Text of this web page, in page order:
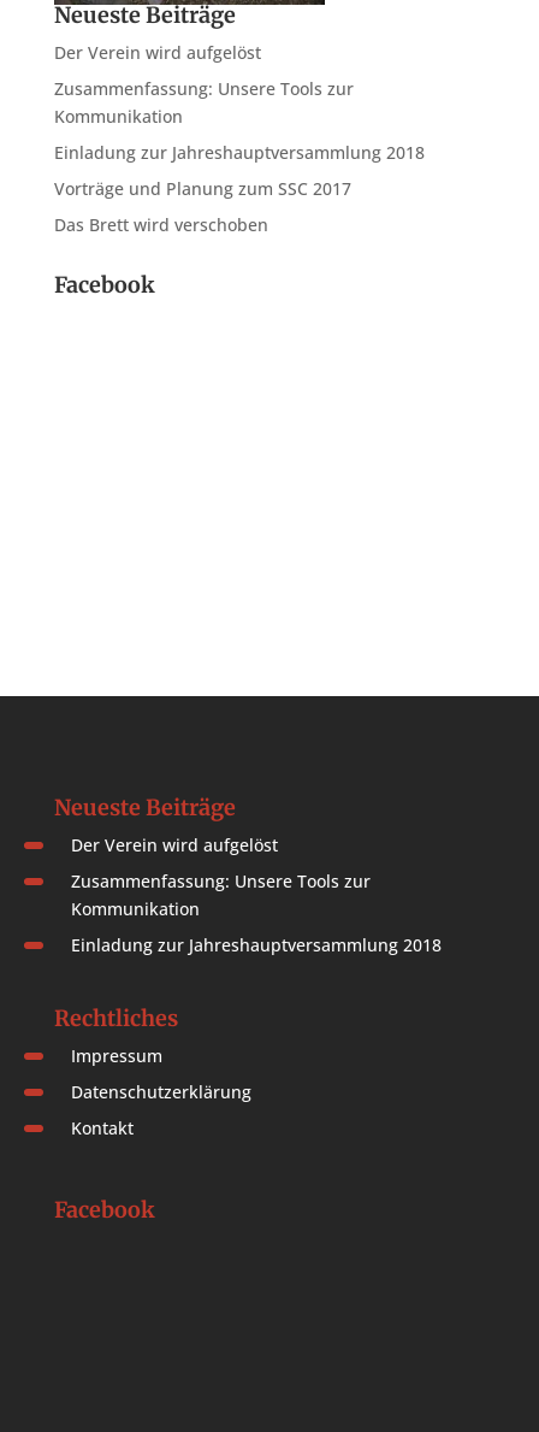
Neueste Beiträge
Der Verein wird aufgelöst
Zusammenfassung: Unsere Tools zur
Kommunikation
Einladung zur Jahreshauptversammlung 2018
Vorträge und Planung zum SSC 2017
Das Brett wird verschoben
Facebook
Neueste Beiträge
Der Verein wird aufgelöst
Zusammenfassung: Unsere Tools zur
Kommunikation
Einladung zur Jahreshauptversammlung 2018
Rechtliches
Impressum
Datenschutzerklärung
Kontakt
Facebook